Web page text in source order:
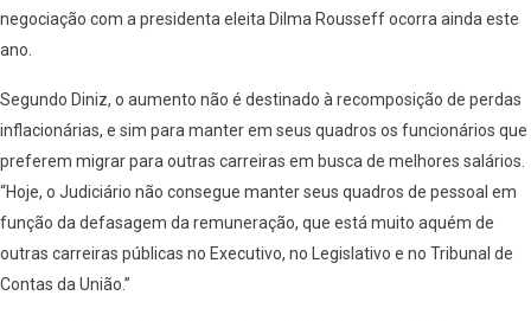
negociação com a presidenta eleita Dilma Rousseff ocorra ainda este
ano.
Segundo Diniz, o aumento não é destinado à recomposição de perdas
inflacionárias, e sim para manter em seus quadros os funcionários que
preferem migrar para outras carreiras em busca de melhores salários.
“Hoje, o Judiciário não consegue manter seus quadros de pessoal em
função da defasagem da remuneração, que está muito aquém de
outras carreiras públicas no Executivo, no Legislativo e no Tribunal de
Contas da União.”